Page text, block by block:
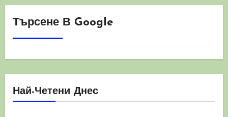
Търсене В Google
Най-Четени Днес